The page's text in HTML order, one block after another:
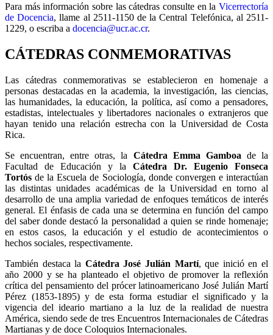
Para más información sobre las cátedras consulte en la Vicerrectoría
de Docencia, llame al 2511-1150 de la Central Telefónica, al 2511-
1229, o escriba a docencia@ucr.ac.cr.
CÁTEDRAS CONMEMORATIVAS
Las cátedras conmemorativas se establecieron en homenaje a
personas destacadas en la academia, la investigación, las ciencias,
las humanidades, la educación, la política, así como a pensadores,
estadistas, intelectuales y libertadores nacionales o extranjeros que
hayan tenido una relación estrecha con la Universidad de Costa
Rica.
Se encuentran, entre otras, la Cátedra Emma Gamboa de la
Facultad de Educación y la Cátedra Dr. Eugenio Fonseca
Tortós de la Escuela de Sociología, donde convergen e interactúan
las distintas unidades académicas de la Universidad en torno al
desarrollo de una amplia variedad de enfoques temáticos de interés
general. El énfasis de cada una se determina en función del campo
del saber donde destacó la personalidad a quien se rinde homenaje;
en estos casos, la educación y el estudio de acontecimientos o
hechos sociales, respectivamente.
También destaca la Cátedra José Julián Martí, que inició en el
año 2000 y se ha planteado el objetivo de promover la reflexión
crítica del pensamiento del prócer latinoamericano José Julián Martí
Pérez (1853-1895) y de esta forma estudiar el significado y la
vigencia del ideario martiano a la luz de la realidad de nuestra
América, siendo sede de tres Encuentros Internacionales de Cátedras
Martianas y de doce Coloquios Internacionales.